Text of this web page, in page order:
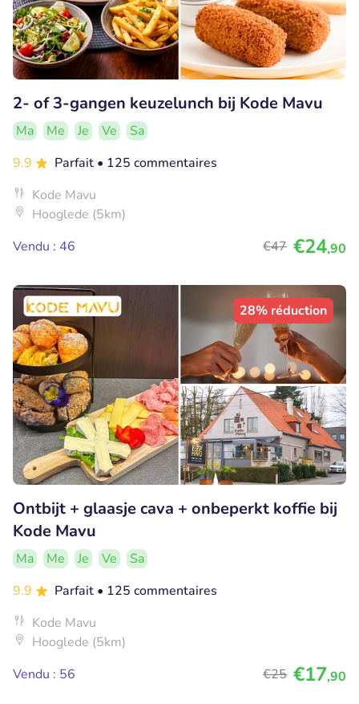
2- of 3-gangen keuzelunch bij Kode Mavu
Ma Me Je Ve
Sa
9.9
Parfait • 125 commentaires
Kode Mavu
Hooglede (5km)
Vendu : 46
€47 €24,90
28% réduction
Ontbijt + glaasje cava + onbeperkt koffie bij
Kode Mavu
Ma Me Je Ve
Sa
9.9
Parfait • 125 commentaires
Kode Mavu
Hooglede (5km)
Vendu : 56
€25 €17,90